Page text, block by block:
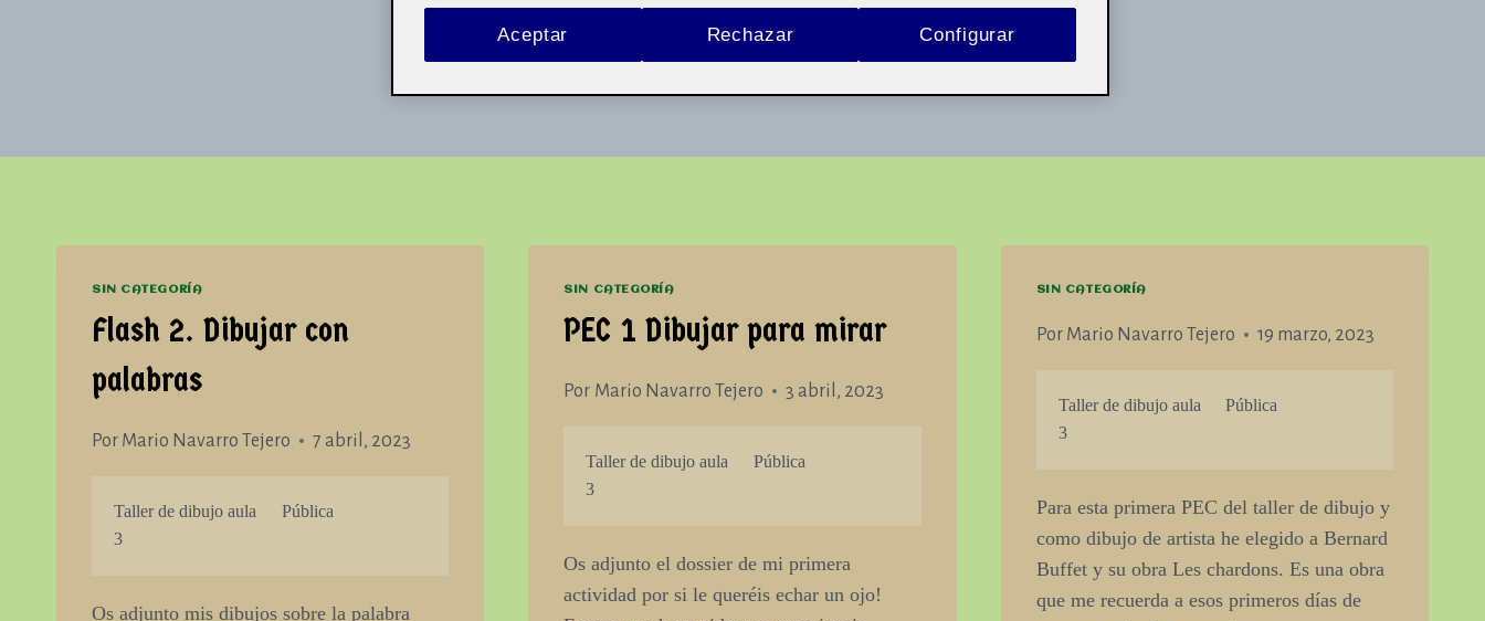
Autor: Mario Navarro Tejero
SIN CATEGORÍA
Flash 2. Dibujar con
palabras
Por Mario Navarro Tejero 7 abril, 2023
Taller de dibujo aula
3
Pública
Os adjunto mis dibujos sobre la palabra
SIN CATEGORÍA
PEC 1 Dibujar para mirar
Por Mario Navarro Tejero 3 abril, 2023
Taller de dibujo aula
3
Pública
Os adjunto el dossier de mi primera
actividad por si le queréis echar un ojo!
SIN CATEGORÍA
Por Mario Navarro Tejero 19 marzo, 2023
Taller de dibujo aula
3
Pública
Para esta primera PEC del taller de dibujo y
como dibujo de artista he elegido a Bernard
Buffet y su obra Les chardons. Es una obra
que me recuerda a esos primeros días de
Rechazar
Aceptar Configurar